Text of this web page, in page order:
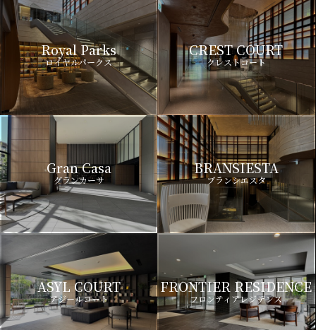
Royal Parks
ロイヤルパークス
CREST COURT
クレストコート
Gran Casa
グランカーサ
BRANSIESTA
ブランシエスタ
ASYL COURT
アジールコート
FRONTIER RESIDENCE
フロンティアレジデンス